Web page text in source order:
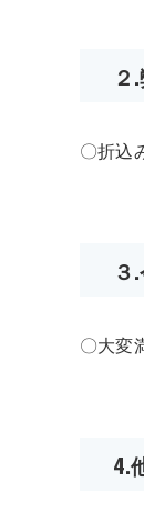
〇折込
３
〇大変
4.